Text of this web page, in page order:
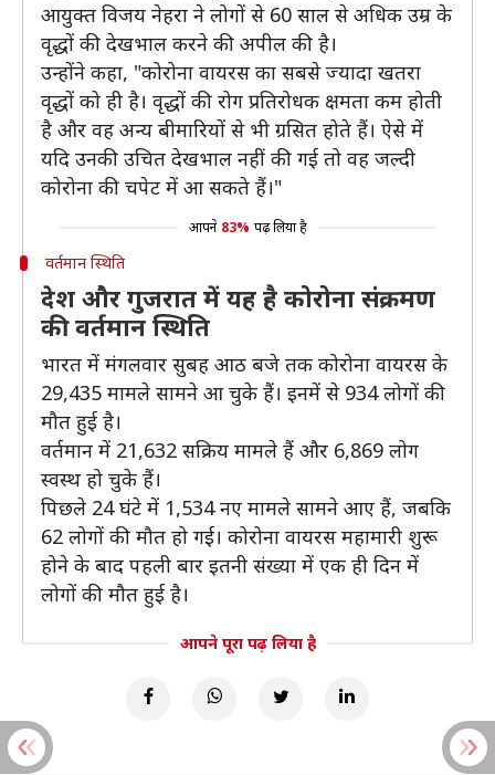
आयुक्त विजय नेहरा ने लोगों से 60 साल से अधिक उम्र के
वृद्धों की देखभाल करने की अपील की है।
उन्होंने कहा, "कोरोना वायरस का सबसे ज्यादा खतरा
वृद्धों को ही है। वृद्धों की रोग प्रतिरोधक क्षमता कम होती
है और वह अन्य बीमारियों से भी ग्रसित होते हैं। ऐसे में
यदि उनकी उचित देखभाल नहीं की गई तो वह जल्दी
कोरोना की चपेट में आ सकते हैं।"
आपने 83% पढ़ लिया है
वर्तमान स्थिति
देश और गुजरात में यह है कोरोना संक्रमण
की वर्तमान स्थिति
भारत में मंगलवार सुबह आठ बजे तक कोरोना वायरस के
29,435 मामले सामने आ चुके हैं। इनमें से 934 लोगों की
मौत हुई है।
वर्तमान में 21,632 सक्रिय मामले हैं और 6,869 लोग
स्वस्थ हो चुके हैं।
पिछले 24 घंटे में 1,534 नए मामले सामने आए हैं, जबकि
62 लोगों की मौत हो गई। कोरोना वायरस महामारी शुरू
होने के बाद पहली बार इतनी संख्या में एक ही दिन में
लोगों की मौत हुई है।
आपने पूरा पढ़ लिया है